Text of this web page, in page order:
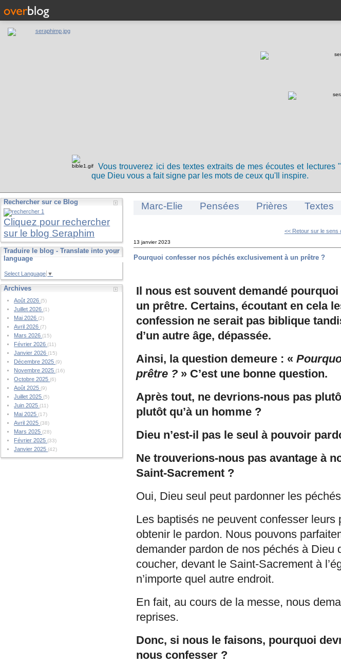
Vous trouverez ici des textes extraits de mes écoutes et
que Dieu vous a fait signe par les mots de ceux qu'Il inspire.
Rechercher sur ce Blog
Cliquez pour rechercher
sur le blog Seraphim
Traduire le blog - Translate into your
language
Select Language ▼
Archives
Août 2026(5)
Juillet 2026(1)
Mai 2026(2)
Avril 2026(7)
Mars 2026(15)
Février 2026(11)
Janvier 2026(15)
Décembre 2025(9)
Novembre 2025(16)
Octobre 2025(6)
Août 2025(9)
Juillet 2025(5)
Juin 2025(11)
Mai 2025(17)
Avril 2025(38)
Mars 2025(28)
Février 2025(33)
Janvier 2025(42)
Marc-Elie Pensées Prières Textes
<< Retour sur le sens
13 janvier 2023
Pourquoi confesser nos péchés exclusivement à un prêtre ?
Il nous est souvent demandé
un prêtre. Certains, écoutant en cela
confession ne serait pas biblique
d’un autre âge, dépassée.
Ainsi, la question demeure : «
prêtre ? » C’est une bonne question.
Après tout, ne devrions-nous pas
plutôt qu’à un homme ?
Dieu n’est-il pas le seul à pouvoir
Ne trouverions-nous pas avantage à
Saint-Sacrement ?
Oui, Dieu seul peut pardonner les
Les baptisés ne peuvent confesser leurs
obtenir le pardon. Nous pouvons
demander pardon de nos péchés à Dieu
coucher, devant le Saint-Sacrement à
n’importe quel autre endroit.
En fait, au cours de la messe, nous
reprises.
Donc, si nous le faisons, pourquoi
nous confesser ?